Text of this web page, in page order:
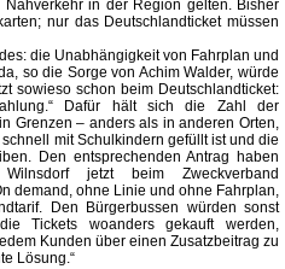
in der Region gelten. Bisher
nur das Deutschlandticket müssen
die Unabhängigkeit von Fahrplan und
so die Sorge von Achim Walder, würde
sowieso schon beim Deutschlandticket:
Dafür hält sich die Zahl der
Grenzen – anders als in anderen Orten,
mit Schulkindern gefüllt ist und die
Den entsprechenden Antrag haben
jetzt beim Zweckverband
demand, ohne Linie und ohne Fahrplan,
Den Bürgerbussen würden sonst
Tickets woanders gekauft werden,
Kunden über einen Zusatzbeitrag zu
Lösung.“